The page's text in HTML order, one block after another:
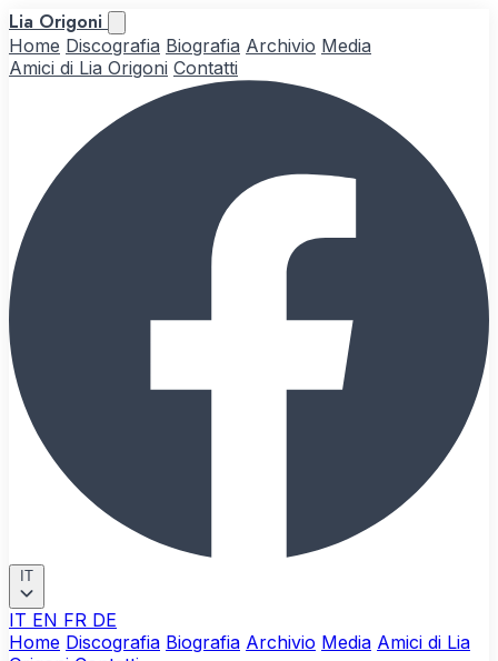
Lia Origoni
Home Discografia Biografia Archivio Media
Amici di Lia Origoni Contatti
IT
IT EN FR DE
Home Discografia Biografia Archivio Media Amici di Lia